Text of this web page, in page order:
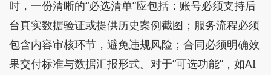
时，一份清晰的“必选清单”应包括：账号必须支持后
台真实数据验证或提供历史案例截图；服务流程必须
包含内容审核环节，避免违规风险；合同必须明确效
果交付标准与数据汇报形式。对于“可选功能”，如AI